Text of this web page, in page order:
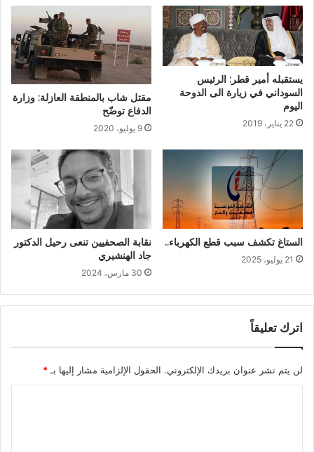
يستقبله أمير قطر: الرئيس
السوداني في زيارة الى الدوحة
اليوم
22 يناير، 2019
مقتل شاب بالمنطقة العازلة: وزارة
الدفاع توضّح
9 يوليو، 2020
الستاغ تكشف سبب قطع الكهرباء..
21 يوليو، 2025
نقابة الصحفيين تنعى رحيل الدكتور
جاد الهنشيري
30 مارس، 2024
اترك تعليقاً
لن يتم نشر عنوان بريدك الإلكتروني. الحقول الإلزامية مشار إليها بـ*